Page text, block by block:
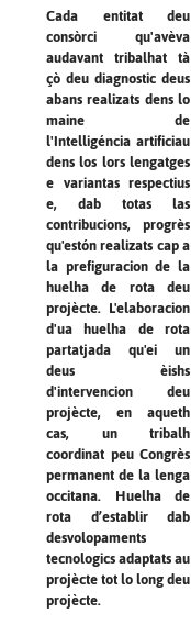
Cada entitat deu
consòrci qu'avèva
audavant tribalhat tà
çò deu diagnostic deus
abans realizats dens lo
maine de
l'Intelligéncia artificiau
dens los lors lengatges
e variantas respectius
e, dab totas las
contribucions, progrès
qu'estón realizats cap a
la prefiguracion de la
huelha de rota deu
projècte. L'elaboracion
d'ua huelha de rota
partatjada qu'ei un
deus èishs
d'intervencion deu
projècte, en aqueth
cas, un tribalh
coordinat peu Congrès
permanent de la lenga
occitana. Huelha de
rota d’establir dab
desvolopaments
tecnologics adaptats au
projècte tot lo long deu
projècte.